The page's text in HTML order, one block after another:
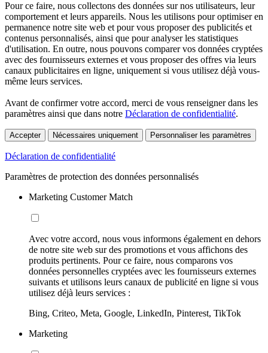
Pour ce faire, nous collectons des données sur nos utilisateurs, leur
comportement et leurs appareils. Nous les utilisons pour optimiser en
permanence notre site web et pour vous proposer des publicités et
contenus personnalisés, ainsi que pour analyser les statistiques
d'utilisation. En outre, nous pouvons comparer vos données cryptées
avec des fournisseurs externes et vous proposer des offres via leurs
canaux publicitaires en ligne, uniquement si vous utilisez déjà vous-
même leurs services.
Avant de confirmer votre accord, merci de vous renseigner dans les
paramètres ainsi que dans notre Déclaration de confidentialité.
Accepter Nécessaires uniquement Personnaliser les paramètres
Déclaration de confidentialité
Paramètres de protection des données personnalisés
Marketing Customer Match
Avec votre accord, nous vous informons également en dehors
de notre site web sur des promotions et vous affichons des
produits pertinents. Pour ce faire, nous comparons vos
données personnelles cryptées avec les fournisseurs externes
suivants et utilisons leurs canaux de publicité en ligne si vous
utilisez déjà leurs services :
Bing, Criteo, Meta, Google, LinkedIn, Pinterest, TikTok
Marketing